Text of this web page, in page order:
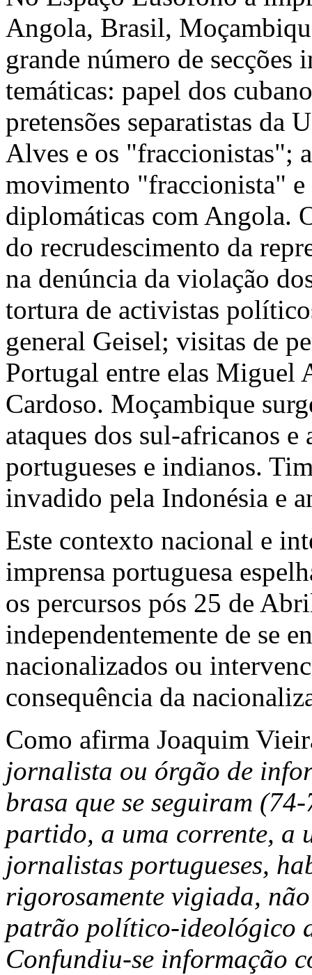
Angola, Brasil,
grande número de secções
temáticas: papel dos
pretensões separatistas
Alves e os "fraccionistas";
movimento "fraccionista" e
diplomáticas com Angola.
do recrudescimento da
na denúncia da violação
tortura de activistas
general Geisel; visitas de
Portugal entre elas Miguel
Cardoso. Moçambique
ataques dos sul-africanos e
portugueses e indianos.
invadido pela Indonésia e
Este contexto nacional e
imprensa portuguesa
os percursos pós 25 de
independentemente de se
nacionalizados ou
consequência da
Como afirma Joaquim
jornalista ou órgão de
brasa que se seguiram
partido, a uma corrente, a
jornalistas portugueses,
rigorosamente vigiada,
patrão político-ideológico
Confundiu-se informação